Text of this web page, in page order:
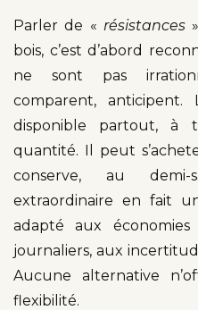
Parler de « résistances
bois, c’est d’abord
ne sont pas
comparent,
disponible partout, à
quantité. Il peut
conserve, au demi-
extraordinaire en fait
adapté aux
journaliers, aux
Aucune alternative
flexibilité.